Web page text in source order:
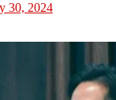
30, 2024